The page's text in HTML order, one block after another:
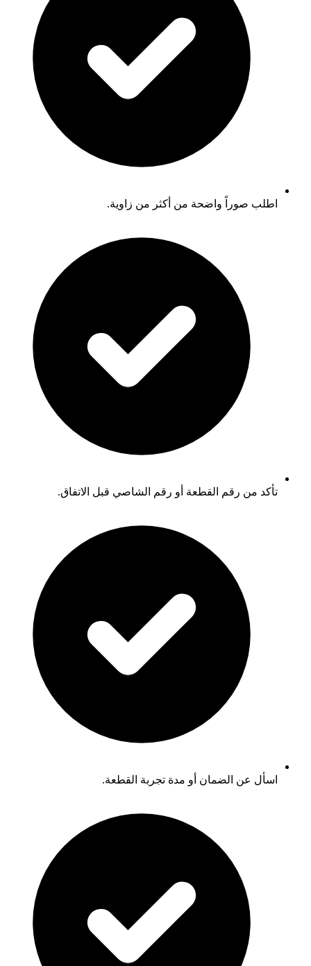
اطلب صوراً واضحة من أكثر من زاوية.
تأكد من رقم القطعة أو رقم الشاصي قبل الاتفاق.
اسأل عن الضمان أو مدة تجربة القطعة.